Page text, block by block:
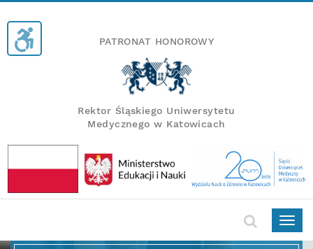
PATRONAT HONOROWY
Rektor Śląskiego Uniwersytetu
Medycznego w Katowicach